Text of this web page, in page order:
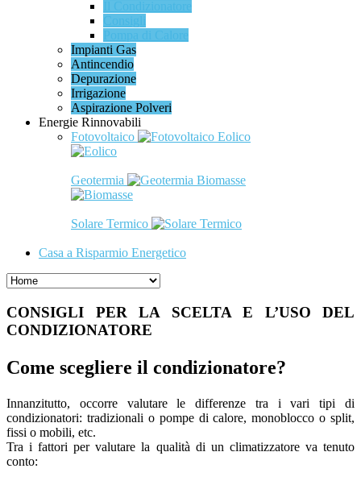
Impianti Gas
Antincendio
Depurazione
Irrigazione
Aspirazione Polveri
Energie Rinnovabili
Fotovoltaico
Eolico
Geotermia Biomasse
Solare Termico
Casa a Risparmio Energetico
CONSIGLI PER LA SCELTA E L’USO DEL
CONDIZIONATORE
Come scegliere il condizionatore?
Innanzitutto, occorre valutare le differenze tra i vari tipi di
condizionatori: tradizionali o pompe di calore, monoblocco o split,
fissi o mobili, etc.
Tra i fattori per valutare la qualità di un climatizzatore va tenuto
conto: